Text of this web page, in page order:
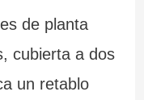
de planta
cubierta a dos
un retablo